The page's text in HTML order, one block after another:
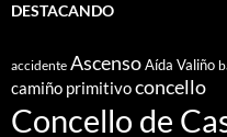
DESTACANDO
accidente AscensoAída Valiño
camiño primitivoconcello
Concello de